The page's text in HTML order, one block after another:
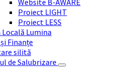
Website B-AWARE
Proiect LIGHT
Proiect LESS
Lumina
Finanțe
silită
de Salubrizare